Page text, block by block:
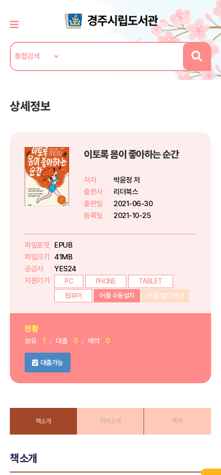
상세정보
이토록 몸이 좋아하는 순간
저자
박윤정 저
출판사
리더북스
출판일
2021-06-30
등록일
2021-10-25
파일포맷
EPUB
파일크기
41MB
공급사
YES24
지원기기
PC PHONE
TABLET
웹뷰어
어플 수동설치 어플 설치 안내
현황
보유 1 대출 0 예약 0
대출가능
책소개 저자소개 목차
책소개